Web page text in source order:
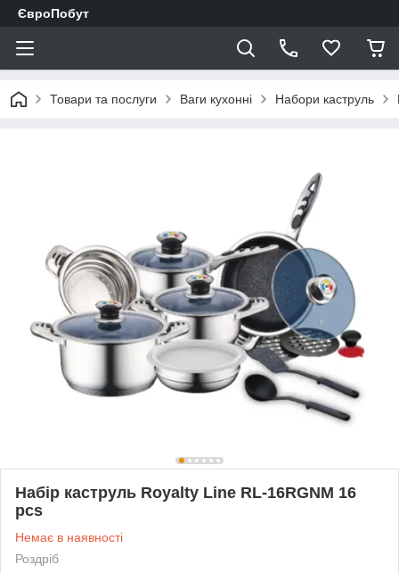
ЄвроПобут
Товари та послуги Ваги кухонні Набори каструль
Набір каструль Royalty Line RL-16RGNM 16
pcs
Немає в наявності
Роздріб